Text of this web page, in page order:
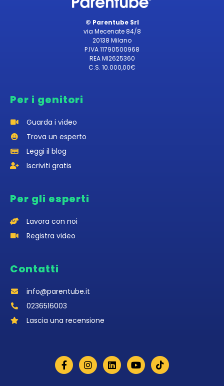
© Parentube Srl
via Mecenate 84/8
20138 Milano
P.IVA 11790500968
REA MI2625360
C.S. 10.000,00€
Per i genitori
Guarda i video
Trova un esperto
Leggi il blog
Iscriviti gratis
Per gli esperti
Lavora con noi
Registra video
Contatti
info@parentube.it
0236516003‬
Lascia una recensione